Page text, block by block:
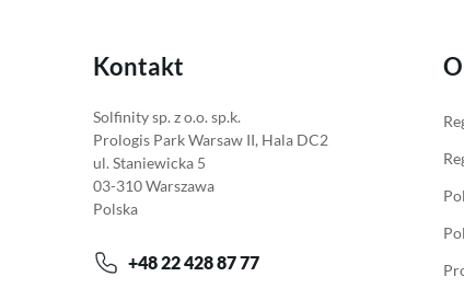
Kontakt
Solfinity sp. z o.o. sp.k.
Prologis Park Warsaw II, Hala DC2
ul. Staniewicka 5
03-310 Warszawa
Polska
+48 22 428 87 77